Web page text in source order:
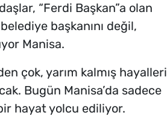
“Ferdi Başkan”a olan
başkanını değil,
Manisa.
çok, yarım kalmış hayalleri
Bugün Manisa’da sadece
hayat yolcu ediliyor.